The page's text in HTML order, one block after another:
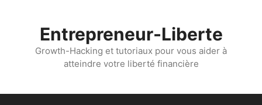
Entrepreneur-Liberte
Growth-Hacking et tutoriaux pour vous aider à
atteindre votre liberté financière